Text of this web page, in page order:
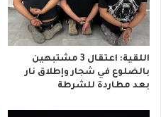
اللقية: اعتقال 3 مشتبهين
بالضلوع في شجار وإطلاق نار
بعد مطاردة للشرطة